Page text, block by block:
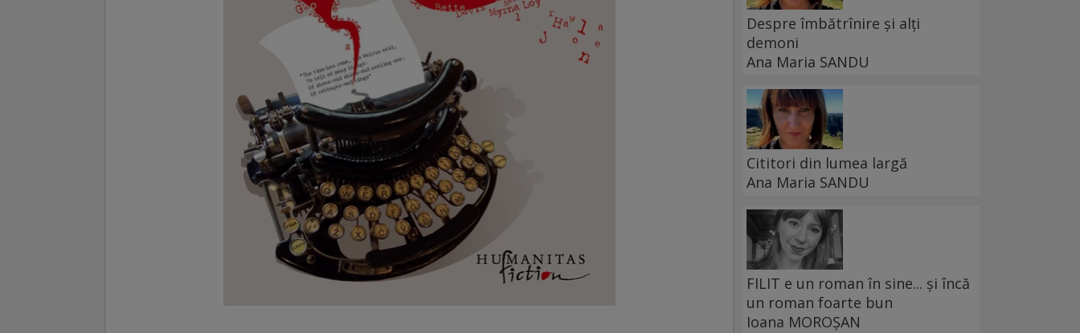
Despre îmbătrînire și alți
demoni
Ana Maria SANDU
Cititori din lumea largă
Ana Maria SANDU
FILIT e un roman în sine... și încă
un roman foarte bun
Ioana MOROȘAN